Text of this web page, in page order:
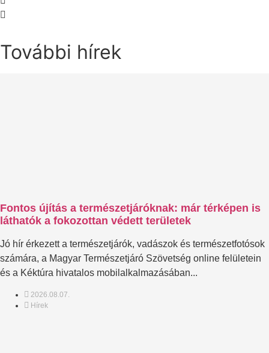
További hírek
Fontos újítás a természetjáróknak: már térképen is
láthatók a fokozottan védett területek
Jó hír érkezett a természetjárók, vadászok és természetfotósok
számára, a Magyar Természetjáró Szövetség online felületein
és a Kéktúra hivatalos mobilalkalmazásában...
2026.08.07.
Hírek